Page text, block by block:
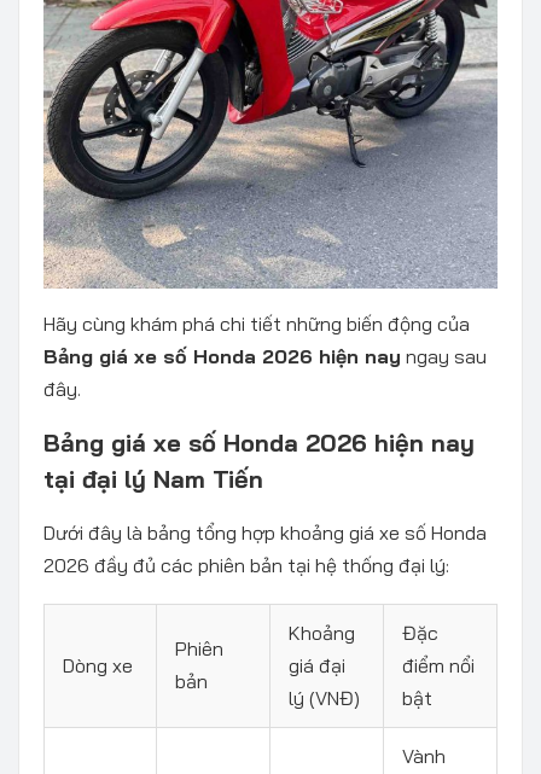
Hãy cùng khám phá chi tiết những biến động của
Bảng giá xe số Honda 2026 hiện nay ngay sau
đây.
Bảng giá xe số Honda 2026 hiện nay
tại đại lý Nam Tiến
Dưới đây là bảng tổng hợp khoảng giá xe số Honda
2026 đầy đủ các phiên bản tại hệ thống đại lý:
Dòng xe
Phiên
bản
Khoảng
giá đại
lý (VNĐ)
Đặc
điểm nổi
bật
Vành